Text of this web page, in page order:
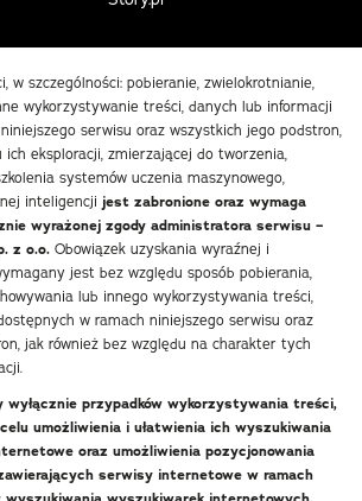
w szczególności: pobieranie, zwielokrotnianie,
wykorzystywanie treści, danych lub informacji
serwisu oraz wszystkich jego podstron,
ich eksploracji, zmierzającej do tworzenia,
systemów uczenia maszynowego,
inteligencji jest zabronione oraz wymaga
wyrażonej zgody administratora serwisu –
z o.o. Obowiązek uzyskania wyraźnej i
jest bez względu sposób pobierania,
lub innego wykorzystywania treści,
w ramach niniejszego serwisu oraz
jak również bez względu na charakter tych
przypadków wykorzystywania treści,
umożliwienia i ułatwienia ich wyszukiwania
oraz umożliwienia pozycjonowania
serwisy internetowe w ramach